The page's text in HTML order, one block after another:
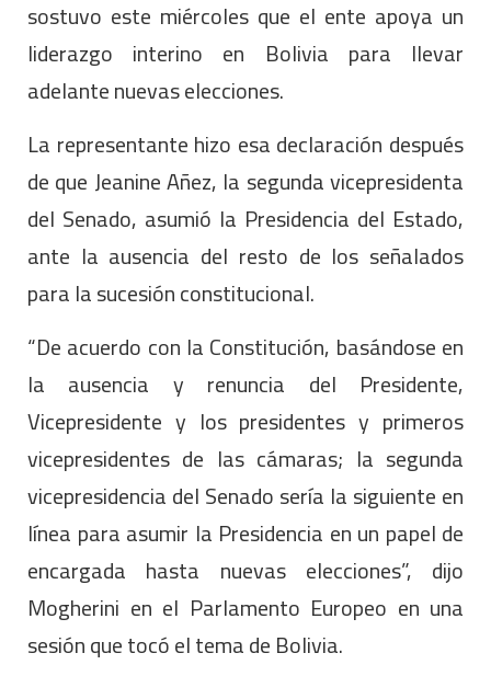
sostuvo este miércoles que el ente apoya un
liderazgo interino en Bolivia para llevar
adelante nuevas elecciones.
La representante hizo esa declaración después
de que Jeanine Añez, la segunda vicepresidenta
del Senado, asumió la Presidencia del Estado,
ante la ausencia del resto de los señalados
para la sucesión constitucional.
“De acuerdo con la Constitución, basándose en
la ausencia y renuncia del Presidente,
Vicepresidente y los presidentes y primeros
vicepresidentes de las cámaras; la segunda
vicepresidencia del Senado sería la siguiente en
línea para asumir la Presidencia en un papel de
encargada hasta nuevas elecciones”, dijo
Mogherini en el Parlamento Europeo en una
sesión que tocó el tema de Bolivia.